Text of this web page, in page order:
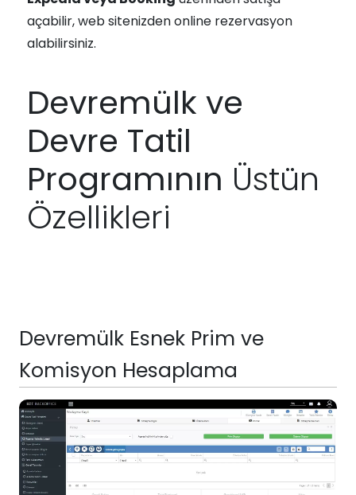
açabilir, web sitenizden online rezervasyon
alabilirsiniz.
Devremülk ve
Devre Tatil
Programının Üstün
Özellikleri
Devremülk Esnek Prim ve
Komisyon Hesaplama